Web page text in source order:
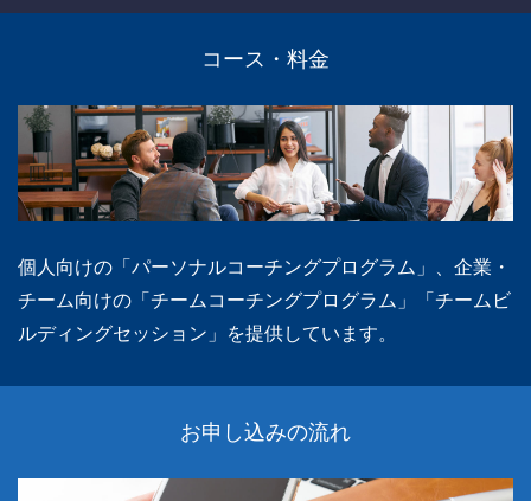
コース・料金
個人向けの「パーソナルコーチングプログラム」、企業・
チーム向けの「チームコーチングプログラム」「チームビ
ルディングセッション」を提供しています。
お申し込みの流れ